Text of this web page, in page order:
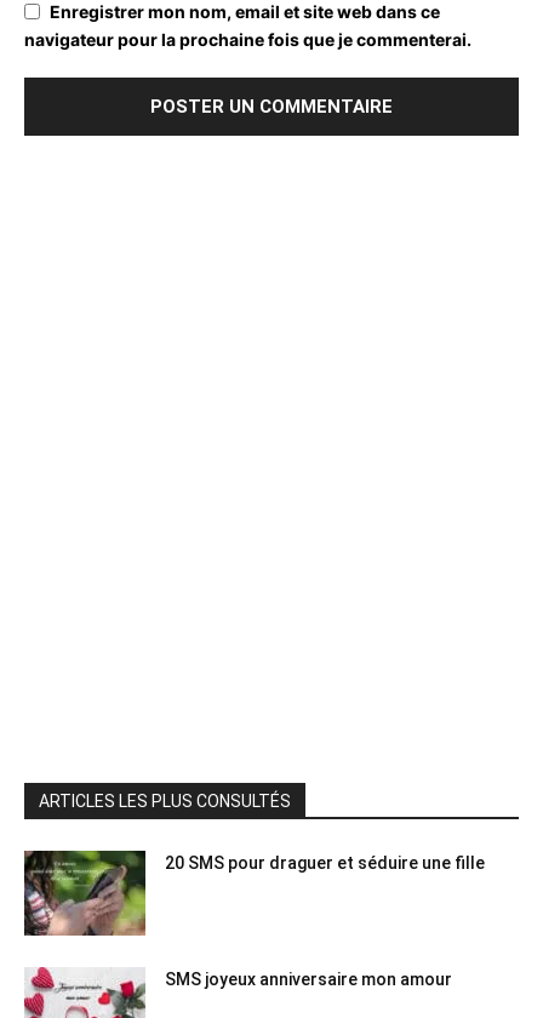
Enregistrer mon nom, email et site web dans ce
navigateur pour la prochaine fois que je commenterai.
ARTICLES LES PLUS CONSULTÉS
20 SMS pour draguer et séduire une fille
SMS joyeux anniversaire mon amour